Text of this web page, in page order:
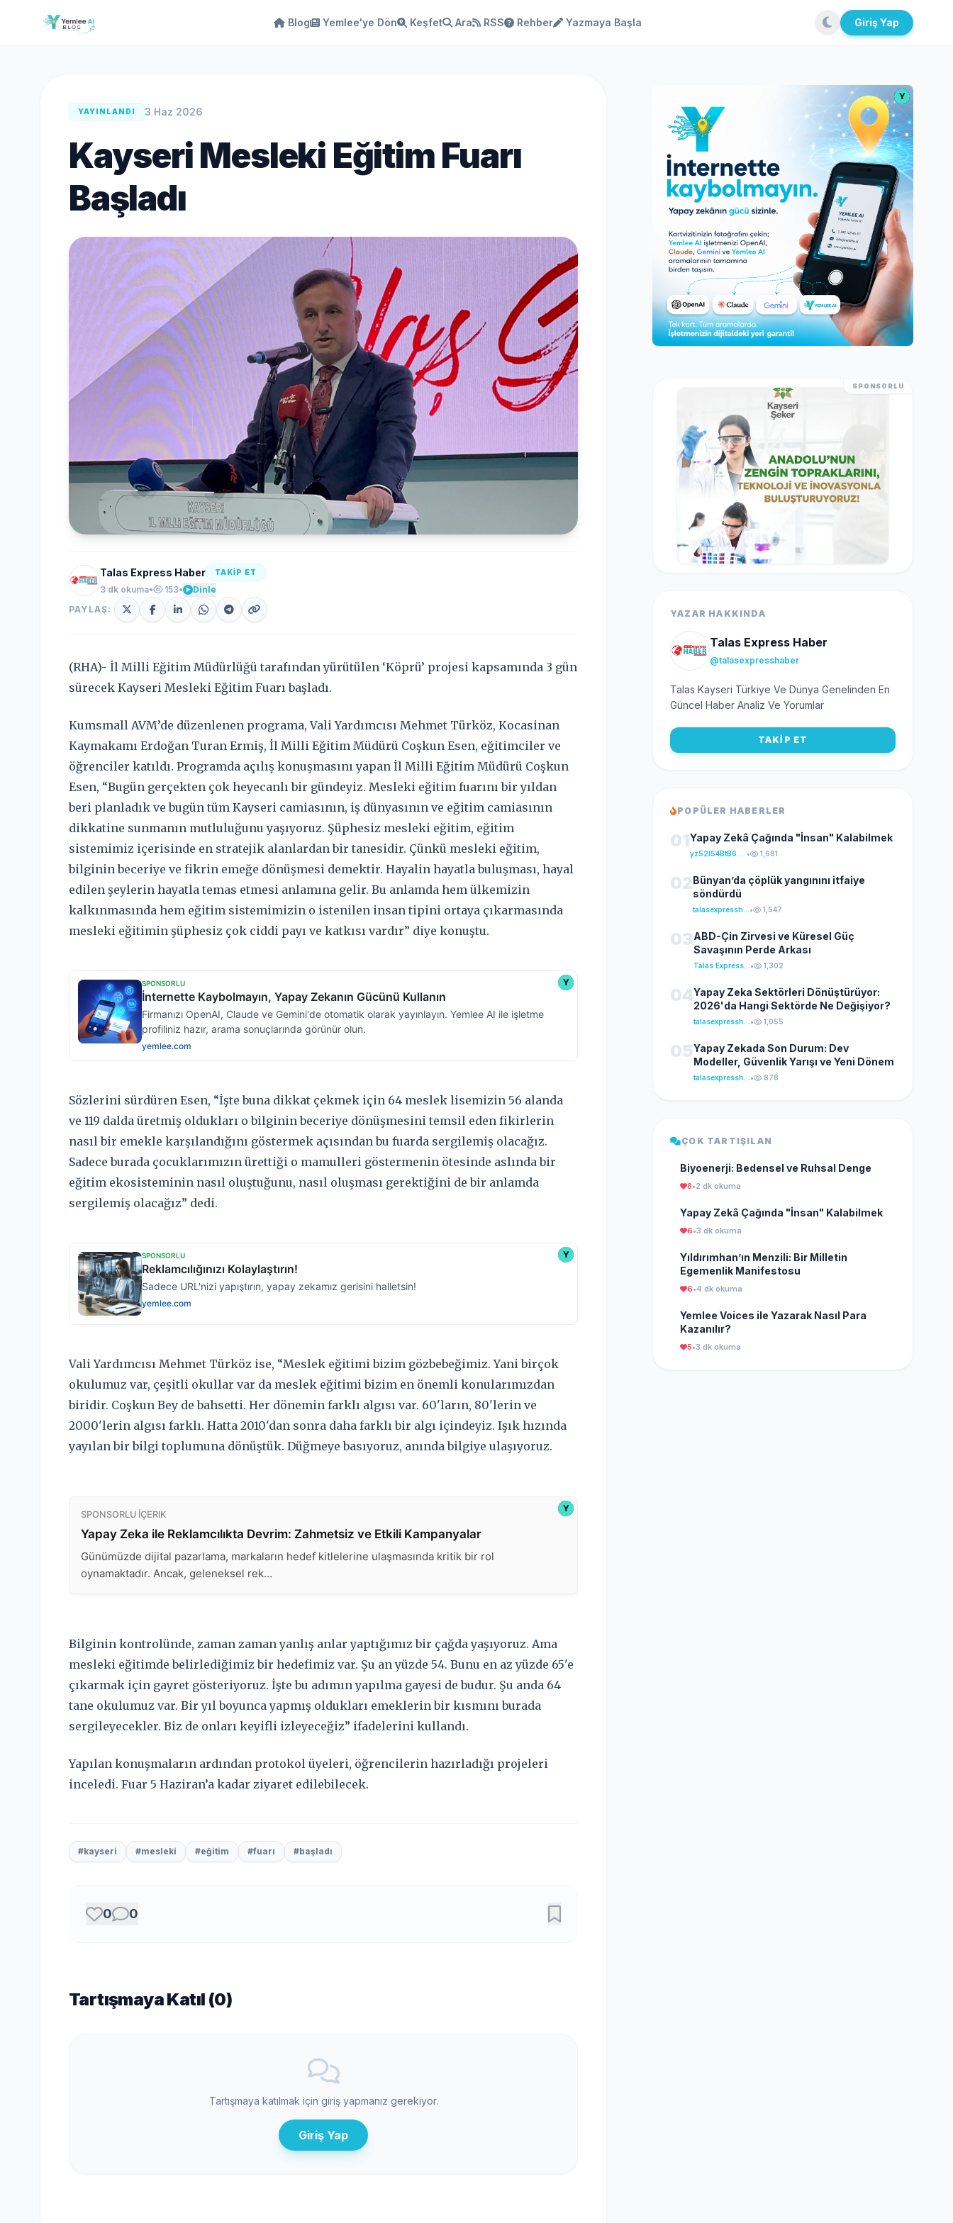
Blog Yemlee'ye Dön Keşfet Ara RSS Rehber Yazmaya Başla Giriş Yap
YAYINLANDI 3 Haz 2026
Kayseri Mesleki Eğitim Fuarı
Başladı
Talas Express Haber TAKİP ET
3 dk okuma• 153•
Dinle
PAYLAŞ:
(RHA)- İl Milli Eğitim Müdürlüğü tarafından yürütülen ‘Köprü’ projesi kapsamında 3 gün
sürecek Kayseri Mesleki Eğitim Fuarı başladı.
Kumsmall AVM’de düzenlenen programa, Vali Yardımcısı Mehmet Türköz, Kocasinan
Kaymakamı Erdoğan Turan Ermiş, İl Milli Eğitim Müdürü Coşkun Esen, eğitimciler ve
öğrenciler katıldı. Programda açılış konuşmasını yapan İl Milli Eğitim Müdürü Coşkun
Esen, “Bugün gerçekten çok heyecanlı bir gündeyiz. Mesleki eğitim fuarını bir yıldan
beri planladık ve bugün tüm Kayseri camiasının, iş dünyasının ve eğitim camiasının
dikkatine sunmanın mutluluğunu yaşıyoruz. Şüphesiz mesleki eğitim, eğitim
sistemimiz içerisinde en stratejik alanlardan bir tanesidir. Çünkü mesleki eğitim,
bilginin beceriye ve fikrin emeğe dönüşmesi demektir. Hayalin hayatla buluşması, hayal
edilen şeylerin hayatla temas etmesi anlamına gelir. Bu anlamda hem ülkemizin
kalkınmasında hem eğitim sistemimizin o istenilen insan tipini ortaya çıkarmasında
mesleki eğitimin şüphesiz çok ciddi payı ve katkısı vardır” diye konuştu.
Sözlerini sürdüren Esen, “İşte buna dikkat çekmek için 64 meslek lisemizin 56 alanda
ve 119 dalda üretmiş oldukları o bilginin beceriye dönüşmesini temsil eden fikirlerin
nasıl bir emekle karşılandığını göstermek açısından bu fuarda sergilemiş olacağız.
Sadece burada çocuklarımızın ürettiği o mamulleri göstermenin ötesinde aslında bir
eğitim ekosisteminin nasıl oluştuğunu, nasıl oluşması gerektiğini de bir anlamda
sergilemiş olacağız” dedi.
Vali Yardımcısı Mehmet Türköz ise, “Meslek eğitimi bizim gözbebeğimiz. Yani birçok
okulumuz var, çeşitli okullar var da meslek eğitimi bizim en önemli konularımızdan
biridir. Coşkun Bey de bahsetti. Her dönemin farklı algısı var. 60'ların, 80'lerin ve
2000'lerin algısı farklı. Hatta 2010'dan sonra daha farklı bir algı içindeyiz. Işık hızında
yayılan bir bilgi toplumuna dönüştük. Düğmeye basıyoruz, anında bilgiye ulaşıyoruz.
Bilginin kontrolünde, zaman zaman yanlış anlar yaptığımız bir çağda yaşıyoruz. Ama
mesleki eğitimde belirlediğimiz bir hedefimiz var. Şu an yüzde 54. Bunu en az yüzde 65'e
çıkarmak için gayret gösteriyoruz. İşte bu adımın yapılma gayesi de budur. Şu anda 64
tane okulumuz var. Bir yıl boyunca yapmış oldukları emeklerin bir kısmını burada
sergileyecekler. Biz de onları keyifli izleyeceğiz” ifadelerini kullandı.
Yapılan konuşmaların ardından protokol üyeleri, öğrencilerin hazırladığı projeleri
inceledi. Fuar 5 Haziran’a kadar ziyaret edilebilecek.
#kayseri #mesleki #eğitim #fuarı #başladı
0 0
Tartışmaya Katıl (0)
Tartışmaya katılmak için giriş yapmanız gerekiyor.
Giriş Yap
SPONSORLU
YAZAR HAKKINDA
Talas Express Haber
@talasexpresshaber
Talas Kayseri Türkiye Ve Dünya Genelinden En
Güncel Haber Analiz Ve Yorumlar
TAKİP ET
POPÜLER HABERLER
01Yapay Zekâ Çağında "İnsan" Kalabilmek
• 1,681
02Bünyan’da çöplük yangınını itfaiye
söndürdü
• 1,547
03ABD-Çin Zirvesi ve Küresel Güç
Savaşının Perde Arkası
• 1,302
04Yapay Zeka Sektörleri Dönüştürüyor:
2026'da Hangi Sektörde Ne Değişiyor?
• 1,055
05Yapay Zekada Son Durum: Dev
Modeller, Güvenlik Yarışı ve Yeni Dönem
• 878
ÇOK TARTIŞILAN
Biyoenerji: Bedensel ve Ruhsal Denge
8•2 dk okuma
Yapay Zekâ Çağında "İnsan" Kalabilmek
6•3 dk okuma
Yıldırımhan’ın Menzili: Bir Milletin
Egemenlik Manifestosu
6•4 dk okuma
Yemlee Voices ile Yazarak Nasıl Para
Kazanılır?
5•3 dk okuma